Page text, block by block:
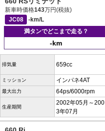
新車時価格143万円(税抜)
JC08
-km/L
満タンでどこまで走る？
-km
排気量 659cc
ミッション インパネ4AT
最大出力 64ps/6000rpm
生産期間
2002年05月～200
3年07月